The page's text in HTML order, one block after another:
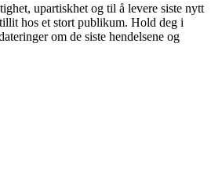
upartiskhet og til å levere siste nytt
hos et stort publikum. Hold deg i
om de siste hendelsene og